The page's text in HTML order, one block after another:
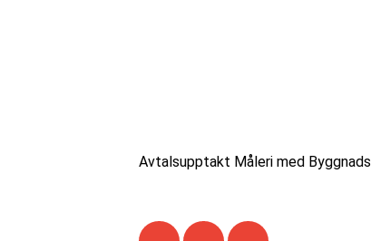
Avtalsupptakt Måleri med Byggnads